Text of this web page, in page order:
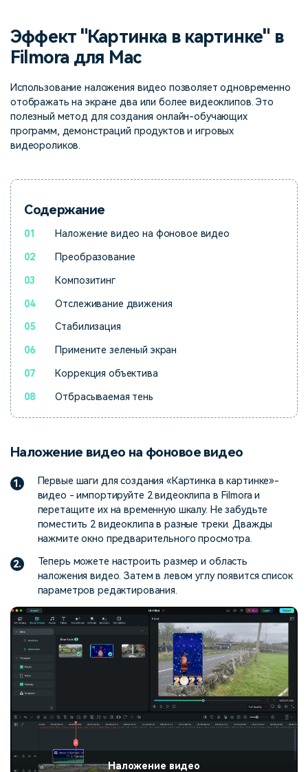
Темы видео
Самые популярные темы
видео на YouTube 2025
Маркетинговый
Центр авторов
Вдохновляйтесь нашими
Специальные эффекты
Сообщество
Истории клиентов
Клиенты делятся своими
Партнёрская
корпоративного сектора
Поддержка
Приступая к работе
Эффект "Картинка в картинке" в
Filmora для Mac
Использование наложения видео позволяет одновременно
отображать на экране два или более видеоклипов. Это
полезный метод для создания онлайн-обучающих
программ, демонстраций продуктов и игровых
видеороликов.
Содержание
01 Наложение видео на фоновое видео
02 Преобразование
03 Композитинг
04 Отслеживание движения
05 Стабилизация
06 Примените зеленый экран
07 Коррекция объектива
08 Отбрасываемая тень
Наложение видео на фоновое видео
1.
Первые шаги для создания «Картинка в картинке»-
видео - импортируйте 2 видеоклипа в Filmora и
перетащите их на временную шкалу. Не забудьте
поместить 2 видеоклипа в разные треки. Дважды
нажмите окно предварительного просмотра.
2.
Теперь можете настроить размер и область
наложения видео. Затем в левом углу появится список
параметров редактирования.
Наложение видео